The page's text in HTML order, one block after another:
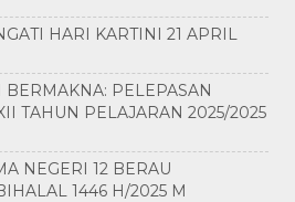
HARI KARTINI 21 APRIL
PELEPASAN
TAHUN PELAJARAN 2025/2025
NEGERI 12 BERAU
1446 H/2025 M